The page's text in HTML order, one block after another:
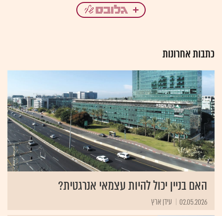
כתבות אחרונות
האם בניין יכול להיות עצמאי אנרגטית?
02.05.2026 עידן ארץ